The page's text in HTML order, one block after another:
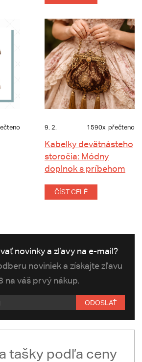
9. 2. 1590x přečteno
Kabelky devätnásteho
storočia: Módny
doplnok s príbehom
ČÍST CELÉ
novinky a zľavy na e-mail?
noviniek a získajte zľavu
na váš prvý nákup.
ODOSLAŤ
tašky podľa ceny